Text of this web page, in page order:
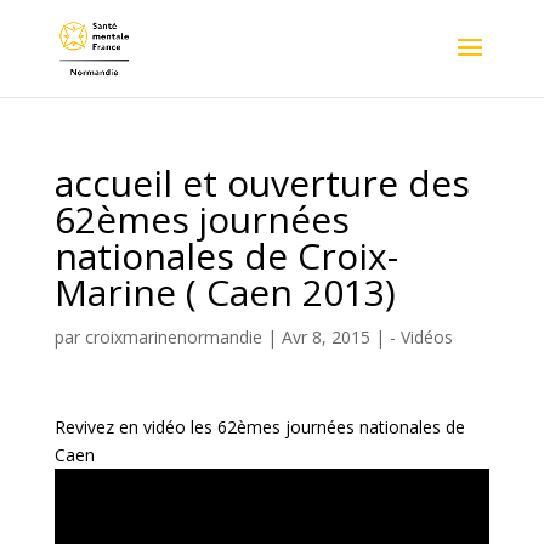
accueil et ouverture des
62èmes journées
nationales de Croix-
Marine ( Caen 2013)
par croixmarinenormandie | Avr 8, 2015 | - Vidéos
Revivez en vidéo les 62èmes journées nationales de
Caen